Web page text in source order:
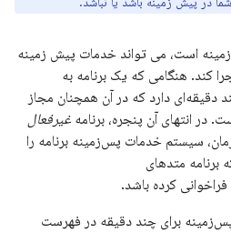
است، می تواند خدمات پیش زمینه
کند. هنگامی که یک برنامه به
دارد که در آن همچنان مجاز
در انتهای آن پنجره، برنامه غیرفعال
سیستم خدمات پس‌زمینه برنامه را
متدهای
فراخوانی کرده باشد.
برای چند دقیقه در فهرست